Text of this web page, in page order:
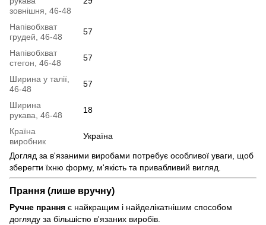
зовнішня, 46-48
Напівобхват
грудей, 46-48
57
Напівобхват
стегон, 46-48
57
Ширина у талії,
46-48
57
Ширина
рукава, 46-48
18
Країна
виробник
Україна
Догляд за в'язаними виробами потребує особливої уваги, щоб
зберегти їхню форму, м'якість та привабливий вигляд.
Прання (лише вручну)
Ручне прання є найкращим і найделікатнішим способом
догляду за більшістю в'язаних виробів.